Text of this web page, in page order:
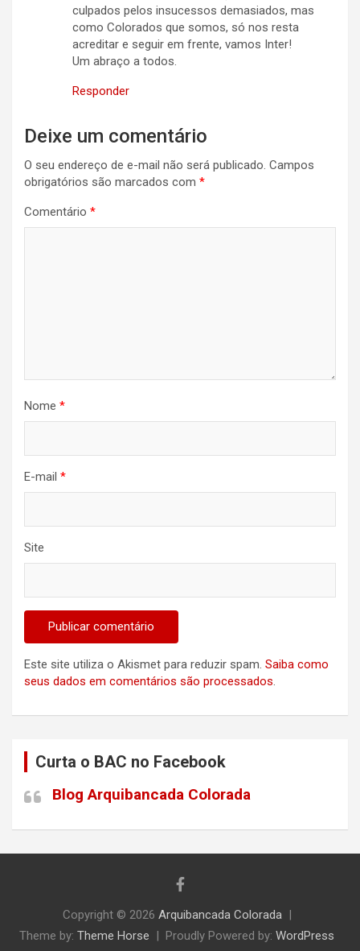
culpados pelos insucessos demasiados, mas
como Colorados que somos, só nos resta
acreditar e seguir em frente, vamos Inter!
Um abraço a todos.
Responder
Deixe um comentário
O seu endereço de e-mail não será publicado. Campos
obrigatórios são marcados com *
Comentário *
Nome *
E-mail *
Site
Este site utiliza o Akismet para reduzir spam. Saiba como
seus dados em comentários são processados.
Curta o BAC no Facebook
Blog Arquibancada Colorada
Copyright © 2026 Arquibancada Colorada
Theme by: Theme Horse Proudly Powered by: WordPress